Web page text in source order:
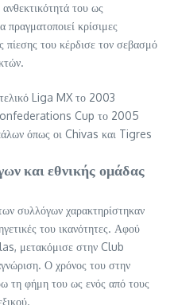
ανθεκτικότητά του ως
κρίσιμες
πίεσης του κέρδισε τον σεβασμό
Liga MX το 2003
Confederations Cup το 2005
όπως οι Chivas και Tigres
και εθνικής ομάδας
συλλόγων χαρακτηρίστηκαν
του ικανότητες. Αφού
μετακόμισε στην Club
Ο χρόνος του στην
τη φήμη του ως ενός από τους